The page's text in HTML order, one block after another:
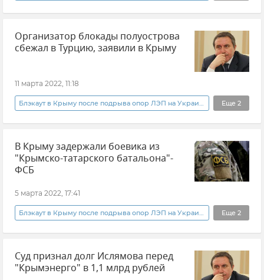
Владимир Константинов Крым
Украина ЧП на Крымском мосту
Северо-Крымский канал Новости Крыма
Организатор блокады полуострова
сбежал в Турцию, заявили в Крыму
11 марта 2022, 11:18
Еще 2
В мире Крым
В Крыму задержали боевика из
"Крымско-татарского батальона"-
ФСБ
5 марта 2022, 17:41
Еще 2
Блэкаут в Крыму после подрыва опор ЛЭП на Украине
Крым
Суд признал долг Ислямова перед
"Крымэнерго" в 1,1 млрд рублей